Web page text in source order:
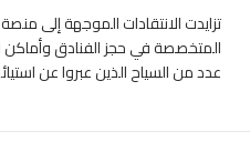
تزايدت الانتقادات الموجهة إلى منصة
المتخصصة في حجز الفنادق وأماكن
عدد من السياح الذين عبروا عن